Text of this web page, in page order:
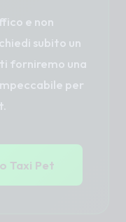
e non
subito un
forniremo una
per
Taxi Pet